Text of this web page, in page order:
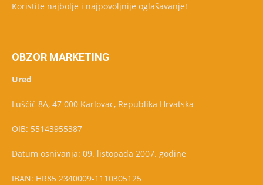
Koristite najbolje i najpovoljnije oglašavanje!
OBZOR MARKETING
Ured
Luščić 8A, 47 000 Karlovac, Republika Hrvatska
OIB: 55143955387
Datum osnivanja: 09. listopada 2007. godine
IBAN: HR85 2340009-1110305125